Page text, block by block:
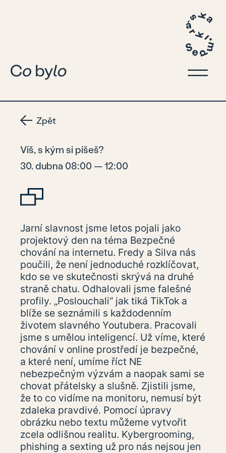
Zpět
Víš, s kým si píšeš?
30. dubna 08:00 — 12:00
Jarní slavnost jsme letos pojali jako
projektový den na téma Bezpečné
chování na internetu. Fredy a Silva nás
poučili, že není jednoduché rozklíčovat,
kdo se ve skutečnosti skrývá na druhé
straně chatu. Odhalovali jsme falešné
profily. „Poslouchali“ jak tiká TikTok a
blíže se seznámili s každodenním
životem slavného Youtubera. Pracovali
jsme s umělou inteligencí. Už víme, které
chování v online prostředí je bezpečné,
a které není, umíme říct NE
nebezpečným výzvám a naopak sami se
chovat přátelsky a slušně. Zjistili jsme,
že to co vidíme na monitoru, nemusí být
zdaleka pravdivé. Pomocí úpravy
obrázku nebo textu můžeme vytvořit
zcela odlišnou realitu. Kybergrooming,
phishing a sexting už pro nás nejsou jen